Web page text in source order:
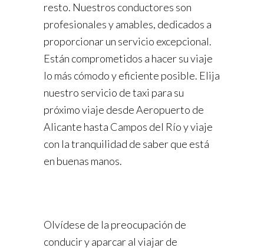
resto. Nuestros conductores son
profesionales y amables, dedicados a
proporcionar un servicio excepcional.
Están comprometidos a hacer su viaje
lo más cómodo y eficiente posible. Elija
nuestro servicio de taxi para su
próximo viaje desde Aeropuerto de
Alicante hasta Campos del Río y viaje
con la tranquilidad de saber que está
en buenas manos.
Olvídese de la preocupación de
conducir y aparcar al viajar de